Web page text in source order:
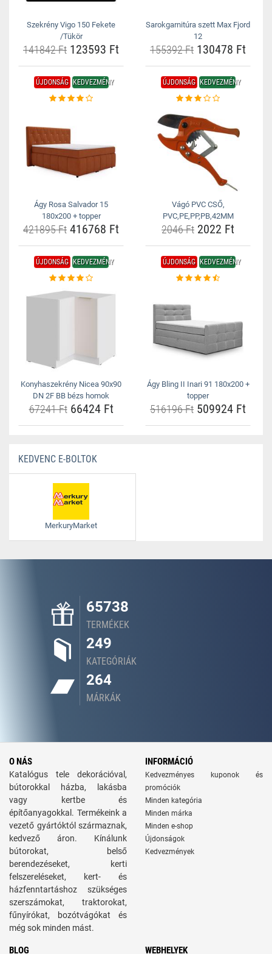
Szekrény Vigo 150 Fekete
/Tükör
141842 Ft 123593 Ft
Sarokgarnitúra szett Max Fjord
12
155392 Ft 130478 Ft
ÚJDONSÁG KEDVEZMÉNY
Ágy Rosa Salvador 15
180x200 + topper
421895 Ft 416768 Ft
ÚJDONSÁG KEDVEZMÉNY
Vágó PVC CSŐ,
PVC,PE,PP,PB,42MM
2046 Ft 2022 Ft
ÚJDONSÁG KEDVEZMÉNY
Konyhaszekrény Nicea 90x90
DN 2F BB bézs homok
67241 Ft66424 Ft
ÚJDONSÁG KEDVEZMÉNY
Ágy Bling II Inari 91 180x200 +
topper
516196 Ft 509924 Ft
KEDVENC E-BOLTOK
MerkuryMarket
65738
TERMÉKEK
249
KATEGÓRIÁK
264
MÁRKÁK
O NÁS
Katalógus tele dekorációval,
bútorokkal házba, lakásba
vagy kertbe és
építőanyagokkal. Termékeink a
vezető gyártóktól származnak,
kedvező áron. Kínálunk
bútorokat, belső
berendezéseket, kerti
felszereléseket, kert- és
házfenntartáshoz szükséges
szerszámokat, traktorokat,
fűnyírókat, bozótvágókat és
még sok minden mást.
INFORMÁCIÓ
Kedvezményes kuponok és
promóciók
Minden kategória
Minden márka
Minden e-shop
Újdonságok
Kedvezmények
BLOG WEBHELYEK